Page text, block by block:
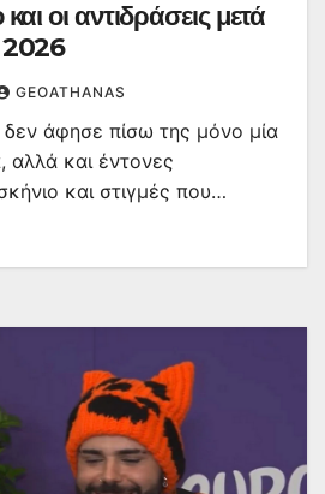
οι αντιδράσεις μετά
GEOATHANAS
άφησε πίσω της μόνο μία
αλλά και έντονες
και στιγμές που…